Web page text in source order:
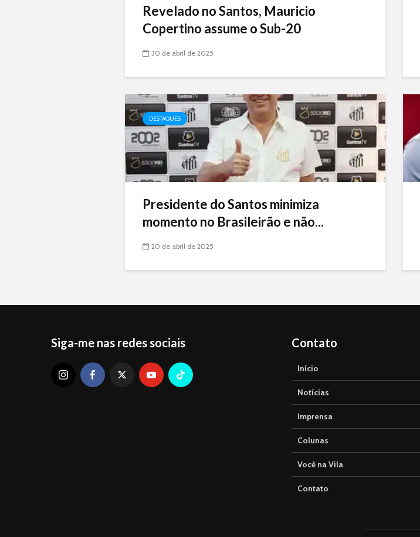
Revelado no Santos, Mauricio
Copertino assume o Sub-20
30 de abril de 2025
DESTAQUES
Presidente do Santos minimiza
momento no Brasileirão e não...
20 de abril de 2025
Siga-me nas redes sociais Contato
Início
Notícias
Imprensa
Colunas
Você na Vila
Contato